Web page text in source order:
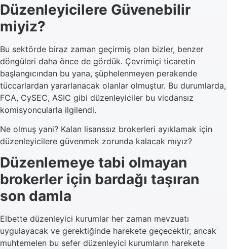
Düzenleyicilere Güvenebilir
miyiz?
Bu sektörde biraz zaman geçirmiş olan bizler, benzer
döngüleri daha önce de gördük. Çevrimiçi ticaretin
başlangıcından bu yana, şüphelenmeyen perakende
tüccarlardan yararlanacak olanlar olmuştur. Bu durumlarda,
FCA, CySEC, ASIC gibi düzenleyiciler bu vicdansız
komisyoncularla ilgilendi.
Ne olmuş yani? Kalan lisanssız brokerleri ayıklamak için
düzenleyicilere güvenmek zorunda kalacak mıyız?
Düzenlemeye tabi olmayan
brokerler için bardağı taşıran
son damla
Elbette düzenleyici kurumlar her zaman mevzuatı
uygulayacak ve gerektiğinde harekete geçecektir, ancak
muhtemelen bu sefer düzenleyici kurumların harekete